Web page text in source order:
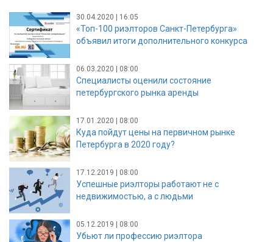
30.04.2020 | 16:05
«Топ-100 риэлторов Санкт-Петербурга»
объявил итоги дополнительного конкурса
06.03.2020 | 08:00
Специалисты оценили состояние
петербургского рынка аренды
17.01.2020 | 08:00
Куда пойдут цены на первичном рынке
Петербурга в 2020 году?
17.12.2019 | 08:00
Успешные риэлторы работают не с
недвижимостью, а с людьми
05.12.2019 | 08:00
Убьют ли профессию риэлтора